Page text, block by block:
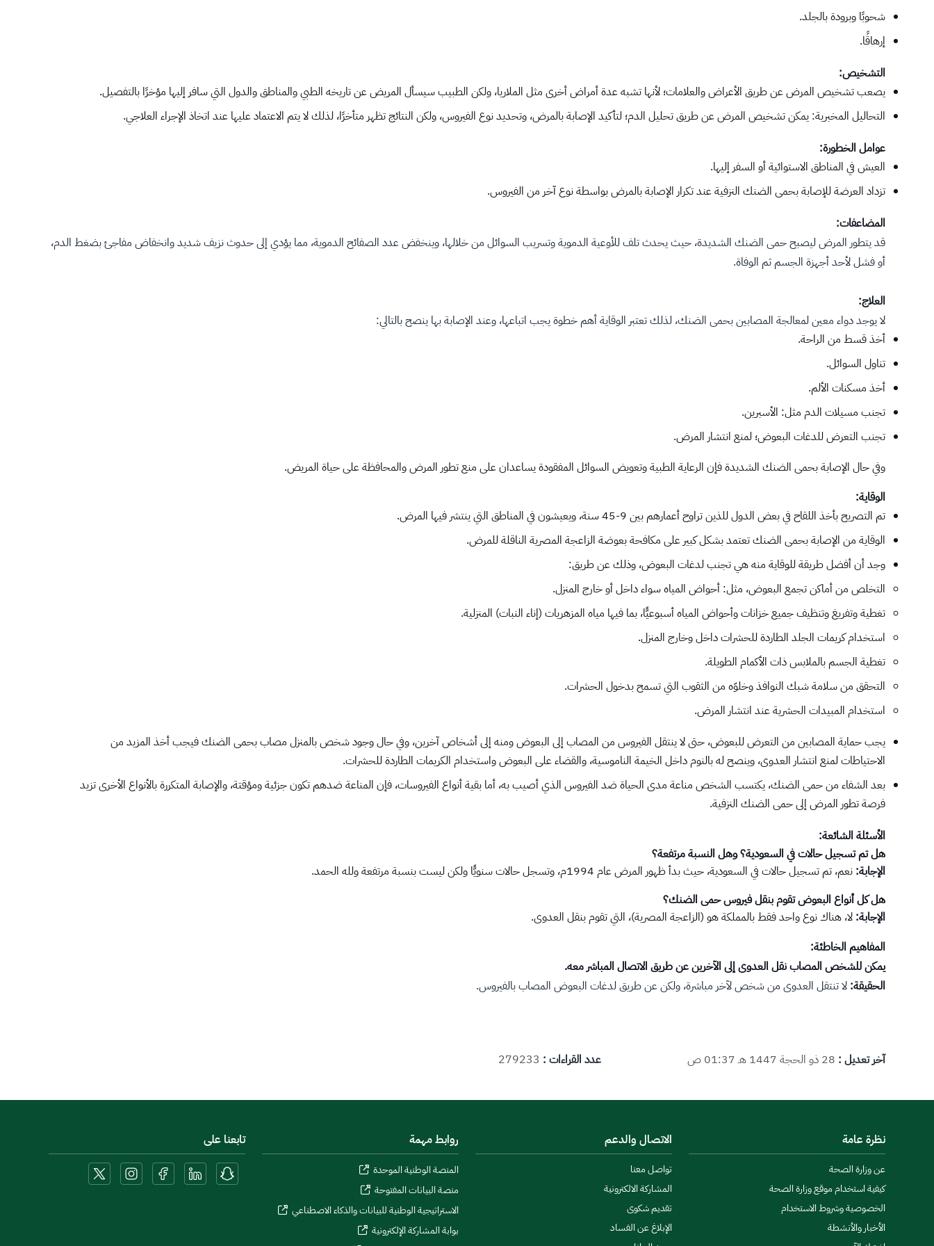
شحوبًا وبرودة بالجلد.
إرهاقًا.
التشخيص:
يصعب تشخيص المرض عن طريق الأعراض والعلامات؛ لأنها تشبه عدة أمراض أخرى مثل الملاريا، ولكن الطبيب سيسأل المريض عن تاريخه الطبي والمناطق والدول التي سافر إليها مؤخرًا بالتفصيل.
التحاليل المخبرية: يمكن تشخيص المرض عن طريق تحليل الدم؛ لتأكيد الإصابة بالمرض، وتحديد نوع الفيروس، ولكن النتائج تظهر متأخرًا، لذلك لا يتم الاعتماد عليها عند اتخاذ الإجراء العلاجي.
عوامل الخطورة:
العيش في المناطق الاستوائية أو السفر إليها.
تزداد العرضة للإصابة بحمى الضنك النزفية عند تكرار الإصابة بالمرض بواسطة نوع آخر من الفيروس.
المضاعفات:
قد يتطور المرض ليصبح حمى الضنك الشديدة، حيث يحدث تلف للأوعية الدموية وتسريب السوائل من خلالها، وينخفض عدد الصفائح الدموية، مما يؤدي إلى حدوث نزيف شديد وانخفاض مفاجئ بضغط الدم،
أو فشل لأحد أجهزة الجسم ثم الوفاة.
العلاج:
لا يوجد دواء معين لمعالجة المصابين بحمى الضنك، لذلك تعتبر الوقاية أهم خطوة يجب اتباعها، وعند الإصابة بها ينصح بالتالي:
أخذ قسط من الراحة.
تناول السوائل.
أخذ مسكنات الألم.
تجنب مسيلات الدم مثل: الأسبرين.
تجنب التعرض للدغات البعوض؛ لمنع انتشار المرض.
وفي حال الإصابة بحمى الضنك الشديدة فإن الرعاية الطبية وتعويض السوائل المفقودة يساعدان على منع تطور المرض والمحافظة على حياة المريض.
الوقاية:
تم التصريح بأخذ اللقاح في بعض الدول للذين تراوح أعمارهم بين 9-45 سنة، ويعيشون في المناطق التي ينتشر فيها المرض.
الوقاية من الإصابة بحمى الضنك تعتمد بشكل كبير على مكافحة بعوضة الزاعجة المصرية الناقلة للمرض.
وجد أن أفضل طريقة للوقاية منه هي تجنب لدغات البعوض، وذلك عن طريق:
التخلص من أماكن تجمع البعوض، مثل: أحواض المياه سواء داخل أو خارج المنزل.
تغطية وتفريغ وتنظيف جميع خزانات وأحواض المياه أسبوعيًّا، بما فيها مياه المزهريات (إناء النبات) المنزلية.
استخدام كريمات الجلد الطاردة للحشرات داخل وخارج المنزل.
تغطية الجسم بالملابس ذات الأكمام الطويلة.
التحقق من سلامة شبك النوافذ وخلوّه من الثقوب التي تسمح بدخول الحشرات.
استخدام المبيدات الحشرية عند انتشار المرض.
يجب حماية المصابين من التعرض للبعوض، حتى لا ينتقل الفيروس من المصاب إلى البعوض ومنه إلى أشخاص آخرين، وفي حال وجود شخص بالمنزل مصاب بحمى الضنك فيجب أخذ المزيد من
الاحتياطات لمنع انتشار العدوى، وينصح له بالنوم داخل الخيمة الناموسية، والقضاء على البعوض واستخدام الكريمات الطاردة للحشرات.
بعد الشفاء من حمى الضنك، يكتسب الشخص مناعة مدى الحياة ضد الفيروس الذي أصيب به، أما بقية أنواع الفيروسات، فإن المناعة ضدهم تكون جزئية ومؤقتة، والإصابة المتكررة بالأنواع الأخرى تزيد
فرصة تطور المرض إلى حمى الضنك النزفية.
الأسئلة الشائعة:
هل تم تسجيل حالات في السعودية؟ وهل النسبة مرتفعة؟
الإجابة: نعم، تم تسجيل حالات في السعودية، حيث بدأ ظهور المرض عام 1994م، وتسجل حالات سنويًّا ولكن ليست بنسبة مرتفعة ولله الحمد.
هل كل أنواع البعوض تقوم بنقل فيروس حمى الضنك؟
الإجابة: لا، هناك نوع واحد فقط بالمملكة هو (الزاعجة المصرية)، التي تقوم بنقل العدوى.
المفاهيم الخاطئة:
يمكن للشخص المصاب نقل العدوى إلى الآخرين عن طريق الاتصال المباشر معه.
الحقيقة: لا تنتقل العدوى من شخص لآخر مباشرة، ولكن عن طريق لدغات البعوض المصاب بالفيروس.​
آخر تعديل : 28 ذو الحجة 1447 هـ 01:37 ص عدد القراءات : 279233
نظرة عامة
عن وزارة الصحة
كيفية استخدام موقع وزارة الصحة
الخصوصية وشروط الاستخدام
الأخبار والأنشطة
الاتصال والدعم
تواصل معنا
المشاركة الالكترونية
تقديم شكوى
الإبلاغ عن الفساد
روابط مهمة
المنصة الوطنية الموحدة
منصة البيانات المفتوحة
الاستراتيجية الوطنية للبيانات والذكاء الاصطناعي
بوابة المشاركة الإلكترونية
تابعنا على